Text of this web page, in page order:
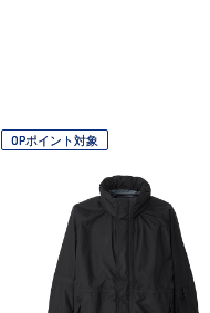
OPポイント対象